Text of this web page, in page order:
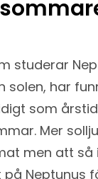
studerar
solen, har
som
Mer
men att så
på Neptunus